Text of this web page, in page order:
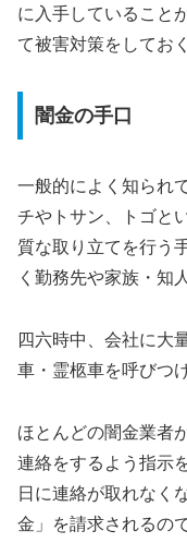
に入手していること
て被害対策をしてお
闇金の手口
一般的によく知られ
チやトサン、トゴと
質な取り立てを行う
く勤務先や家族・知
四六時中、会社に大
車・霊柩車を呼びつ
ほとんどの闇金業者
連絡をするよう指示
日に連絡が取れなく
金」を請求されるの